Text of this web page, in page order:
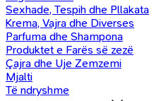
Sexhade, Tespih dhe Pllakata
Krema, Vajra dhe Diverses
Parfuma dhe Shampona
Produktet e Farës së zezë
Çajra dhe Uje Zemzemi
Mjalti
Të ndryshme